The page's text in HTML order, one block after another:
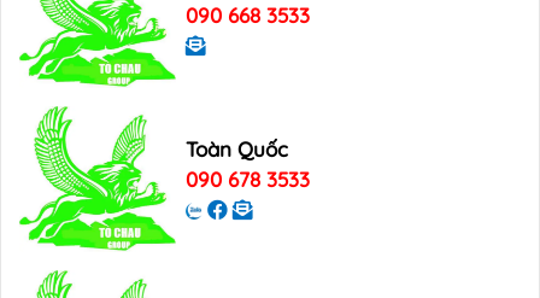
090 668 3533
Toàn Quốc
090 678 3533